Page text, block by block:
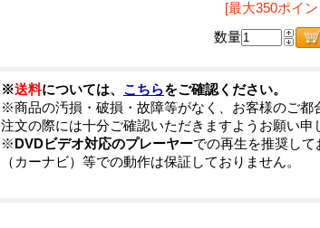
[最大350ポイ
数量
※送料については、 こちらをご確認ください。
※商品の汚損・破損・故障等がなく、お客様のご
注文の際には十分ご確認いただきますようお願い申
※ DVDビデオ対応のプレーヤーでの再生を推奨し
（カーナビ）等での動作は保証しておりません。